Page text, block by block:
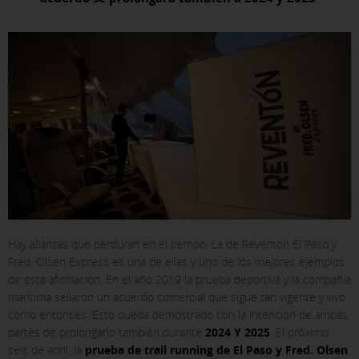
Hay alianzas que perduran en el tiempo. La de Reventón El Paso y
Fred. Olsen Express es una de ellas y uno de los mejores ejemplos
de esta afirmación. En el año 2019 la prueba deportiva y la compañía
marítima sellaron un acuerdo comercial que sigue tan vigente y vivo
como entonces. Esto queda demostrado con la intención de ambas
partes de prolongarlo también durante 2024 Y 2025 . El próximo
seis de abril, la prueba de trail running de El Paso y Fred. Olsen